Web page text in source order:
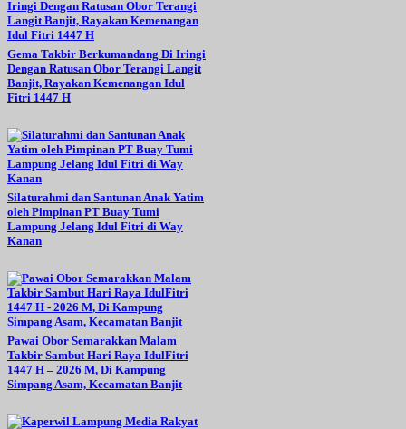
Gema Takbir Berkumandang Di Iringi
Dengan Ratusan Obor Terangi Langit
Banjit, Rayakan Kemenangan Idul
Fitri 1447 H
Silaturahmi dan Santunan Anak Yatim
oleh Pimpinan PT Buay Tumi
Lampung Jelang Idul Fitri di Way
Kanan
Pawai Obor Semarakkan Malam
Takbir Sambut Hari Raya IdulFitri
1447 H – 2026 M, Di Kampung
Simpang Asam, Kecamatan Banjit